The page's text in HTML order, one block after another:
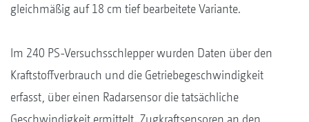
gleichmäßig auf 18 cm tief bearbeitete Variante.
Im 240 PS-Versuchsschlepper wurden Daten über den
Kraftstoffverbrauch und die Getriebegeschwindigkeit
erfasst, über einen Radarsensor die tatsächliche
Geschwindigkeit ermittelt. Zugkraftsensoren an den